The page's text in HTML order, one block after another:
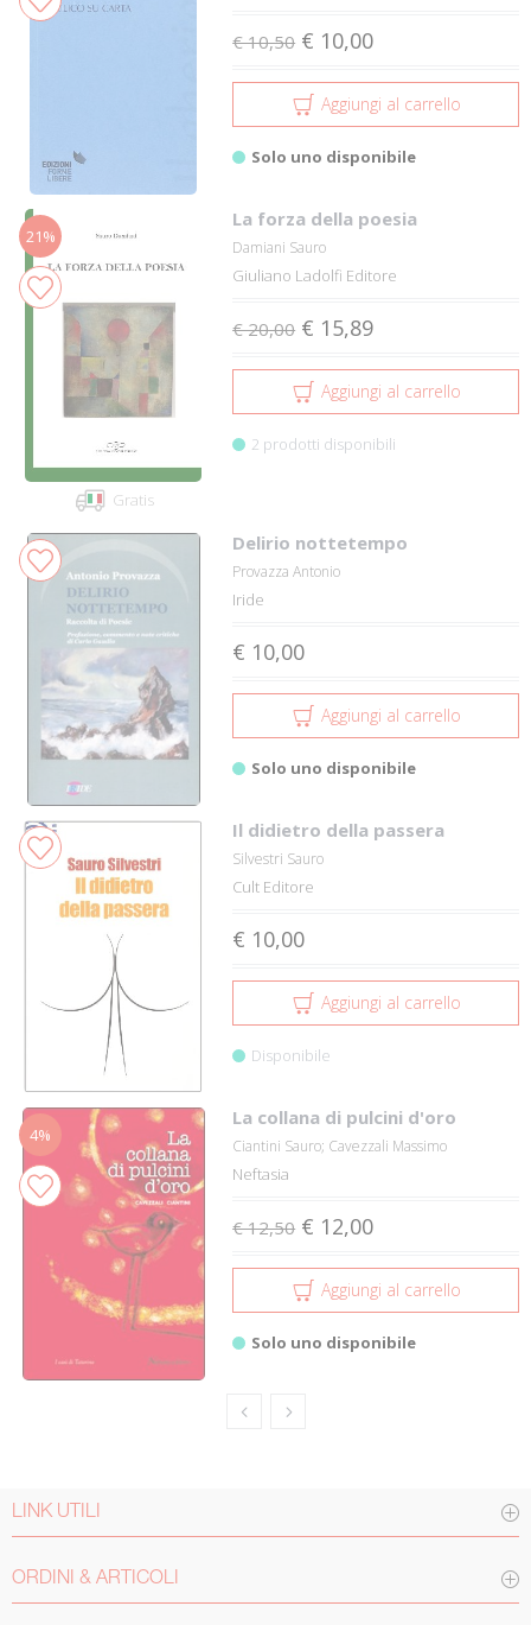
€ 10,50 € 10,00
Aggiungi al carrello
Solo uno disponibile
21%
Gratis
La forza della poesia
Damiani Sauro
Giuliano Ladolfi Editore
€ 20,00 € 15,89
Aggiungi al carrello
2 prodotti disponibili
Delirio nottetempo
Provazza Antonio
Iride
€ 10,00
Aggiungi al carrello
Solo uno disponibile
Il didietro della passera
Silvestri Sauro
Cult Editore
€ 10,00
Aggiungi al carrello
Disponibile
4%
La collana di pulcini d'oro
Ciantini Sauro; Cavezzali Massimo
Neftasia
€ 12,50 € 12,00
Aggiungi al carrello
Solo uno disponibile
LINK UTILI
ORDINI & ARTICOLI